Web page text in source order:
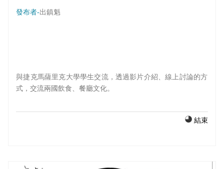
發布者-出鎮魁
與捷克馬薩里克大學學生交流，透過影片介紹、線上討論的方
式，交流兩國飲食、餐廳文化。
結束